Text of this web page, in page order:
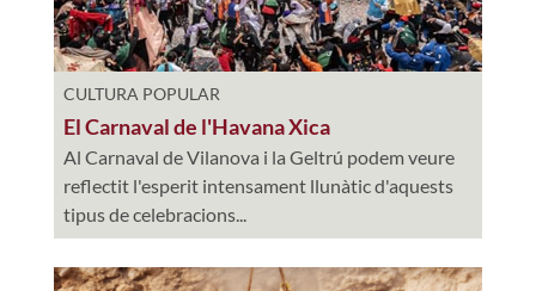
CULTURA POPULAR
El Carnaval de l'Havana Xica
Al Carnaval de Vilanova i la Geltrú podem veure
reflectit l'esperit intensament llunàtic d'aquests
tipus de celebracions...